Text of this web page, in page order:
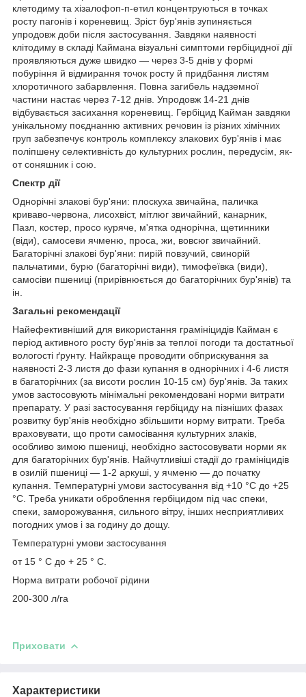
клетодиму та хізалофоп-п-етил концентруються в точках
росту пагонів і кореневищ. Зріст бур'янів зупиняється
упродовж доби після застосування. Завдяки наявності
клітодиму в складі Каймана візуальні симптоми гербіцидної дії
проявляються дуже швидко — через 3-5 днів у формі
побуріння й відмирання точок росту й придбання листям
хлоротичного забарвлення. Повна загибель надземної
частини настає через 7-12 днів. Упродовж 14-21 днів
відбувається засихання кореневищ. Гербіцид Кайман завдяки
унікальному поєднанню активних речовин із різних хімічних
груп забезпечує контроль комплексу злакових бур'янів і має
поліпшену селективність до культурних рослин, передусім, як-
от соняшник і сою.
Спектр дії
Однорічні злакові бур'яни: плоскуха звичайна, паличка
криваво-червона, лисохвіст, мітлюг звичайний, канарник,
Пазл, костер, просо куряче, м'ятка однорічна, щетинники
(віди), самосеви ячменю, проса, жи, вовсюг звичайний.
Багаторічні злакові бур'яни: пирій повзучий, свинорій
пальчатими, бурю (багаторічні види), тимофеївка (види),
самосіви пшениці (прирівнюється до багаторічних бур'янів) та
ін.
Загальні рекомендації
Найефективніший для використання грамініцидів Кайман є
період активного росту бур'янів за теплої погоди та достатньої
вологості ґрунту. Найкраще проводити обприскування за
наявності 2-3 листя до фази купання в однорічних і 4-6 листя
в багаторічних (за висоти рослин 10-15 см) бур'янів. За таких
умов застосовують мінімальні рекомендовані норми витрати
препарату. У разі застосування гербіциду на пізніших фазах
розвитку бур'янів необхідно збільшити норму витрати. Треба
враховувати, що проти самосівання культурних злаків,
особливо зимою пшениці, необхідно застосовувати норми як
для багаторічних бур'янів. Найчутливіші стадії до грамініцидів
в озилій пшениці — 1-2 аркуші, у ячменю — до початку
купання. Температурні умови застосування від +10 °C до +25
°C. Треба уникати оброблення гербіцидом під час спеки,
спеки, заморожування, сильного вітру, інших несприятливих
погодних умов і за годину до дощу.
Температурні умови застосування
от 15 ° С до + 25 ° С.
Норма витрати робочої рідини
200-300 л/га
Приховати
Характеристики